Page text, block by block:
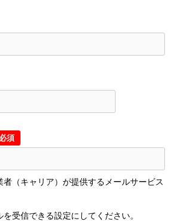
必須
（キャリア）が提供するメールサービス
受信できる設定にしてください。